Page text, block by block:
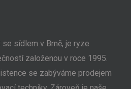
sídlem v Brně, je ryze
založenou v roce 1995.
se zabýváme prodejem